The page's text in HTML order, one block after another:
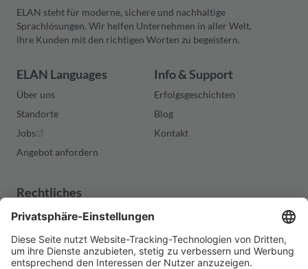
ELAN steht für moderne, sichere und nachhaltige
Sprachlösungen. Wir helfen Unternehmen in aller Welt,
ihre Kunden mit den richtigen Worten zu begeistern.
ELAN Languages
Über uns
Standorte
Jobs
Angebot anfordern
Info & Support
Erfolgsgeschichten
Blog
Kontakt
Rechtliches
Impressum
Allgemeine